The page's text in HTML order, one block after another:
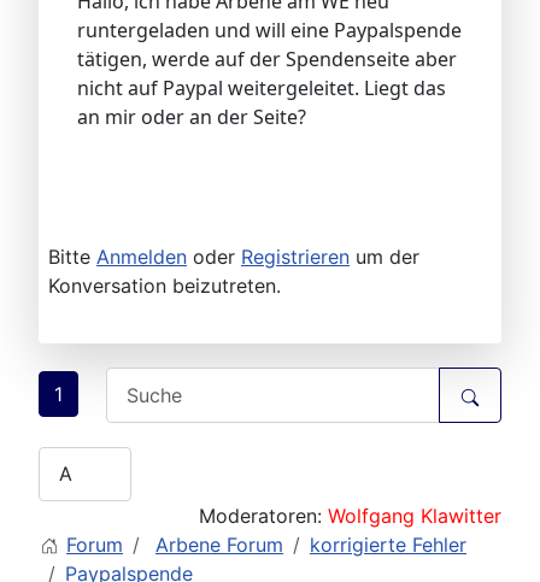
runtergeladen und will eine Paypalspende
tätigen, werde auf der Spendenseite aber
nicht auf Paypal weitergeleitet. Liegt das
an mir oder an der Seite?
Bitte Anmelden oder Registrieren um der
Konversation beizutreten.
1
Moderatoren: Wolfgang Klawitter
Forum
Arbene Forum
korrigierte Fehler
Paypalspende